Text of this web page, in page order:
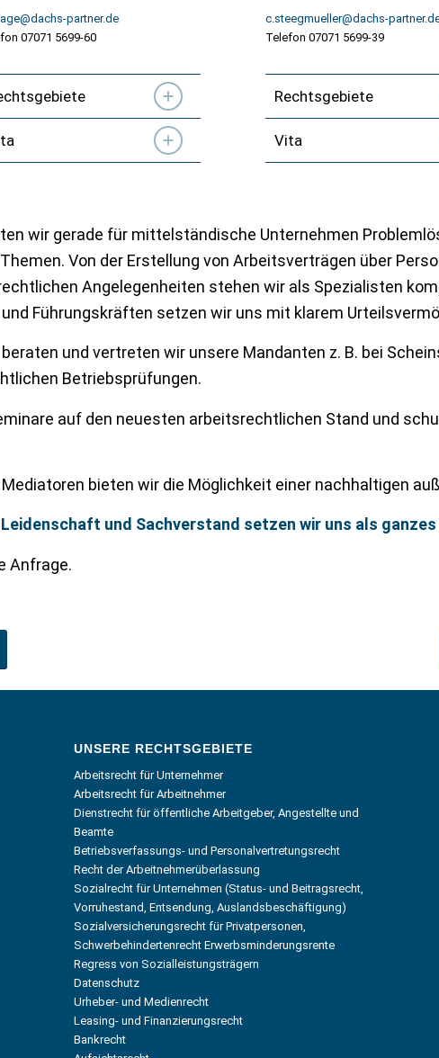
partner.de
07071 5699-60
c.steegmueller@dachs-
Telefon 07071 5699-39
Rechtsgebiete
Vita
wir gerade für mittelständische Unternehmen
Von der Erstellung von Arbeitsverträgen über
Angelegenheiten stehen wir als Spezialisten
Führungskräften setzen wir uns mit klarem
und vertreten wir unsere Mandanten z. B. bei
Betriebsprüfungen.
auf den neuesten arbeitsrechtlichen Stand und
bieten wir die Möglichkeit einer nachhaltigen
und Sachverstand setzen wir uns als ganzes
Anfrage.
UNSERE RECHTSGEBIETE
Arbeitsrecht für Unternehmer
Arbeitsrecht für Arbeitnehmer
Dienstrecht für öffentliche Arbeitgeber, Angestellte und
Beamte
Betriebsverfassungs- und Personalvertretungsrecht
Recht der Arbeitnehmerüberlassung
Sozialrecht für Unternehmen (Status- und Beitragsrecht,
Vorruhestand, Entsendung, Auslandsbeschäftigung)
Sozialversicherungsrecht für Privatpersonen,
Schwerbehindertenrecht Erwerbsminderungsrente
Regress von Sozialleistungsträgern
Datenschutz
Urheber- und Medienrecht
Leasing- und Finanzierungsrecht
Bankrecht